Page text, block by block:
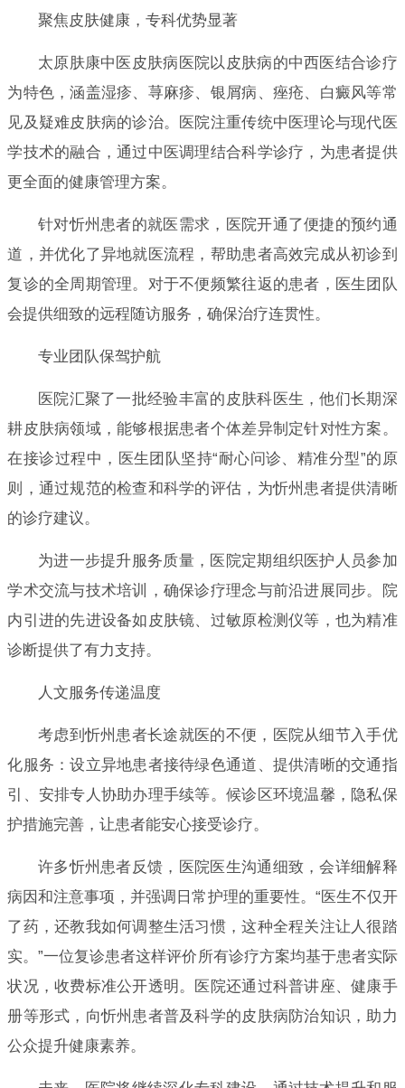
聚焦皮肤健康，专科优势显著
太原肤康中医皮肤病医院以皮肤病的中西医结合诊疗
为特色，涵盖湿疹、荨麻疹、银屑病、痤疮、白癜风等常
见及疑难皮肤病的诊治。医院注重传统中医理论与现代医
学技术的融合，通过中医调理结合科学诊疗，为患者提供
更全面的健康管理方案。
针对忻州患者的就医需求，医院开通了便捷的预约通
道，并优化了异地就医流程，帮助患者高效完成从初诊到
复诊的全周期管理。对于不便频繁往返的患者，医生团队
会提供细致的远程随访服务，确保治疗连贯性。
专业团队保驾护航
医院汇聚了一批经验丰富的皮肤科医生，他们长期深
耕皮肤病领域，能够根据患者个体差异制定针对性方案。
在接诊过程中，医生团队坚持“耐心问诊、精准分型”的原
则，通过规范的检查和科学的评估，为忻州患者提供清晰
的诊疗建议。
为进一步提升服务质量，医院定期组织医护人员参加
学术交流与技术培训，确保诊疗理念与前沿进展同步。院
内引进的先进设备如皮肤镜、过敏原检测仪等，也为精准
诊断提供了有力支持。
人文服务传递温度
考虑到忻州患者长途就医的不便，医院从细节入手优
化服务：设立异地患者接待绿色通道、提供清晰的交通指
引、安排专人协助办理手续等。候诊区环境温馨，隐私保
护措施完善，让患者能安心接受诊疗。
许多忻州患者反馈，医院医生沟通细致，会详细解释
病因和注意事项，并强调日常护理的重要性。“医生不仅开
了药，还教我如何调整生活习惯，这种全程关注让人很踏
实。”一位复诊患者这样评价所有诊疗方案均基于患者实际
状况，收费标准公开透明。医院还通过科普讲座、健康手
册等形式，向忻州患者普及科学的皮肤病防治知识，助力
公众提升健康素养。